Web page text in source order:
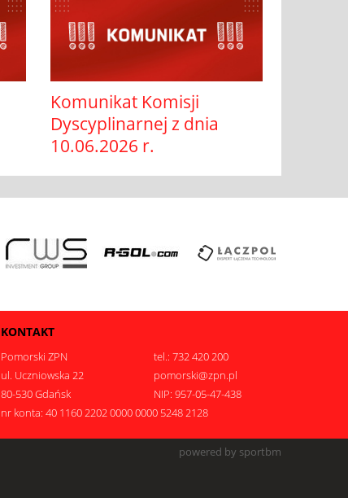
Komunikat Komisji
Dyscyplinarnej z dnia
10.06.2026 r.
KONTAKT
Pomorski ZPN
tel.: 732 420 200
ul. Uczniowska 22
pomorski@zpn.pl
80-530 Gdańsk
NIP: 957-05-47-438
nr konta: 40 1160 2202 0000 0000 5248 2128
powered by sportbm